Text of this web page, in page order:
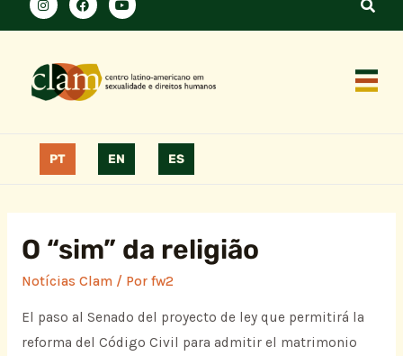
PT EN ES
O “sim” da religião
Notícias Clam/ Por fw2
El paso al Senado del proyecto de ley que permitirá la
reforma del Código Civil para admitir el matrimonio